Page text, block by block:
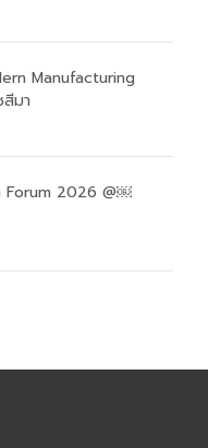
Manufacturing
มา
Forum 2026 @￼